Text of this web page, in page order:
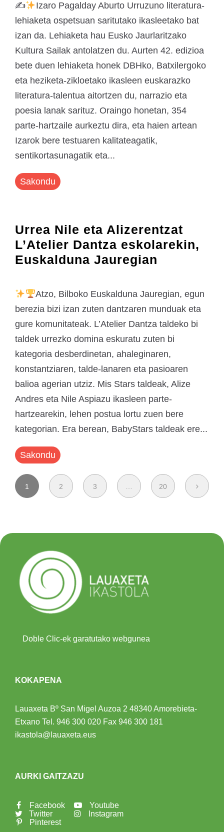
✍
Izaro Pagalday Aburto Urruzuno literatura-
lehiaketa ospetsuan saritutako ikasleetako bat
izan da. Lehiaketa hau Eusko Jaurlaritzako
Kultura Sailak antolatzen du. Aurten 42. edizioa
bete duen lehiaketa honek DBHko, Batxilergoko
eta heziketa-zikloetako ikasleen euskarazko
literatura-talentua aitortzen du, narrazio eta
poesia lanak sarituz. Oraingo honetan, 354
parte-hartzaile aurkeztu dira, eta haien artean
Izarok bere testuaren kalitateagatik,
sentikortasunagatik eta...
Sakondu
Urrea Nile eta Alizerentzat
L’Atelier Dantza eskolarekin,
Euskalduna Jauregian
Atzo, Bilboko Euskalduna Jauregian, egun
berezia bizi izan zuten dantzaren munduak eta
gure komunitateak. L’Atelier Dantza taldeko bi
taldek urrezko domina eskuratu zuten bi
kategoria desberdinetan, ahaleginaren,
konstantziaren, talde-lanaren eta pasioaren
balioa agerian utziz. Mis Stars taldeak, Alize
Andres eta Nile Aspiazu ikasleen parte-
hartzearekin, lehen postua lortu zuen bere
kategorian. Era berean, BabyStars taldeak ere...
Sakondu
1 2 3 20
Doble Clic-ek garatutako webgunea
KOKAPENA
Lauaxeta Bº San Migel Auzoa 2 48340 Amorebieta-
Etxano Tel. 946 300 020 Fax 946 300 181
ikastola@lauaxeta.eus
AURKI GAITZAZU
Facebook
Twitter
Pinterest
Youtube
Instagram